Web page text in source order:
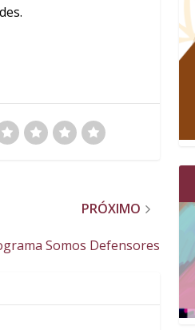
PRÓXIMO
Somos Defensores